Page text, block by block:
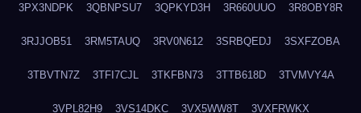
3PX3NDPK 3QBNPSU7 3QPKYD3H 3R660UUO 3R8OBY8R
3RJJOB51 3RM5TAUQ 3RV0N612 3SRBQEDJ 3SXFZOBA
3TBVTN7Z 3TFI7CJL 3TKFBN73 3TTB618D 3TVMVY4A
3VPL82H9 3VS14DKC 3VX5WW8T 3VXFRWKX